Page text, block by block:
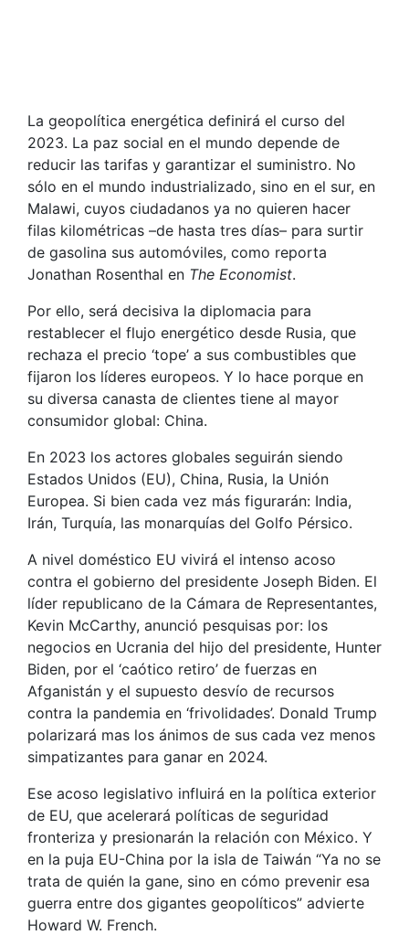
La geopolítica energética definirá el curso del
2023. La paz social en el mundo depende de
reducir las tarifas y garantizar el suministro. No
sólo en el mundo industrializado, sino en el sur, en
Malawi, cuyos ciudadanos ya no quieren hacer
filas kilométricas –de hasta tres días– para surtir
de gasolina sus automóviles, como reporta
Jonathan Rosenthal en The Economist.
Por ello, será decisiva la diplomacia para
restablecer el flujo energético desde Rusia, que
rechaza el precio ‘tope’ a sus combustibles que
fijaron los líderes europeos. Y lo hace porque en
su diversa canasta de clientes tiene al mayor
consumidor global: China.
En 2023 los actores globales seguirán siendo
Estados Unidos (EU), China, Rusia, la Unión
Europea. Si bien cada vez más figurarán: India,
Irán, Turquía, las monarquías del Golfo Pérsico.
A nivel doméstico EU vivirá el intenso acoso
contra el gobierno del presidente Joseph Biden. El
líder republicano de la Cámara de Representantes,
Kevin McCarthy, anunció pesquisas por: los
negocios en Ucrania del hijo del presidente, Hunter
Biden, por el ‘caótico retiro’ de fuerzas en
Afganistán y el supuesto desvío de recursos
contra la pandemia en ‘frivolidades’. Donald Trump
polarizará mas los ánimos de sus cada vez menos
simpatizantes para ganar en 2024.
Ese acoso legislativo influirá en la política exterior
de EU, que acelerará políticas de seguridad
fronteriza y presionarán la relación con México. Y
en la puja EU-China por la isla de Taiwán “Ya no se
trata de quién la gane, sino en cómo prevenir esa
guerra entre dos gigantes geopolíticos” advierte
Howard W. French.